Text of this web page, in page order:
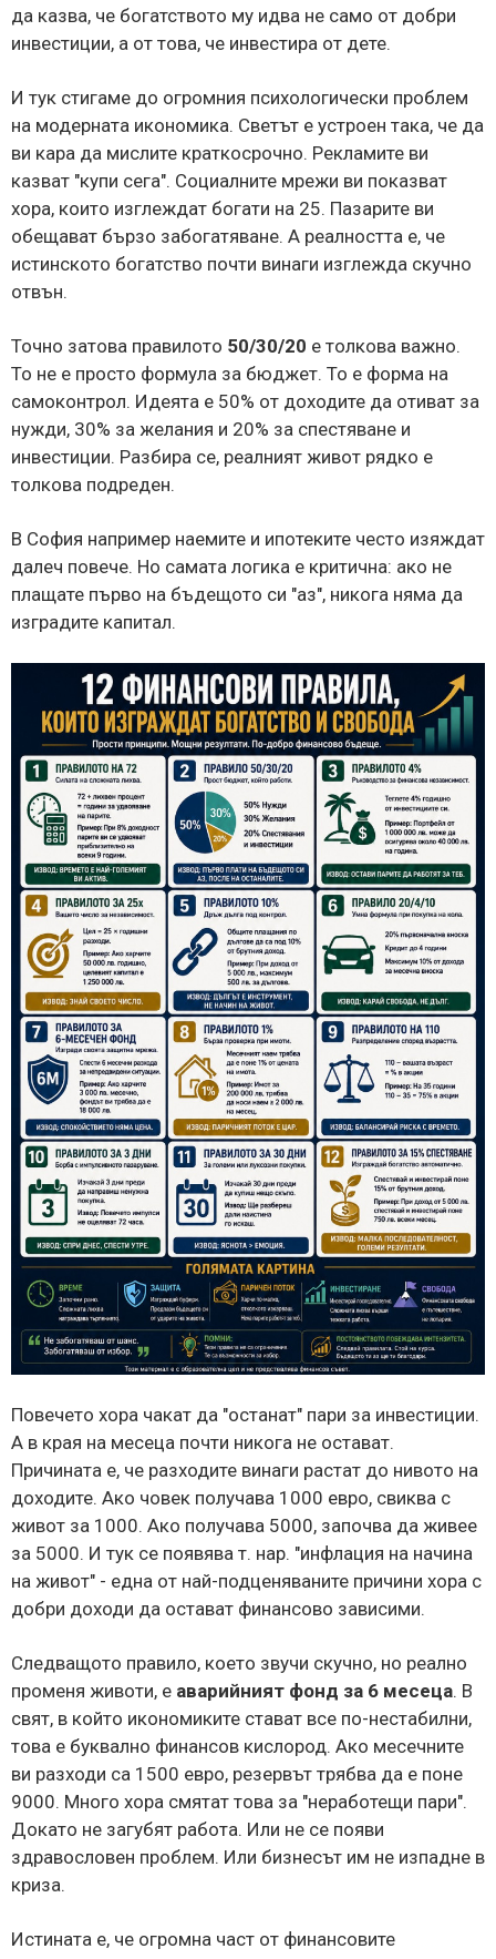
да казва, че богатството му идва не само от добри
инвестиции, а от това, че инвестира от дете.
И тук стигаме до огромния психологически проблем
на модерната икономика. Светът е устроен така, че да
ви кара да мислите краткосрочно. Рекламите ви
казват "купи сега". Социалните мрежи ви показват
хора, които изглеждат богати на 25. Пазарите ви
обещават бързо забогатяване. А реалността е, че
истинското богатство почти винаги изглежда скучно
отвън.
Точно затова правилото 50/30/20 е толкова важно.
То не е просто формула за бюджет. То е форма на
самоконтрол. Идеята е 50% от доходите да отиват за
нужди, 30% за желания и 20% за спестяване и
инвестиции. Разбира се, реалният живот рядко е
толкова подреден.
В София например наемите и ипотеките често изяждат
далеч повече. Но самата логика е критична: ако не
плащате първо на бъдещото си "аз", никога няма да
изградите капитал.
Повечето хора чакат да "останат" пари за инвестиции.
А в края на месеца почти никога не остават.
Причината е, че разходите винаги растат до нивото на
доходите. Ако човек получава 1000 евро, свиква с
живот за 1000. Ако получава 5000, започва да живее
за 5000. И тук се появява т. нар. "инфлация на начина
на живот" - една от най-подценяваните причини хора с
добри доходи да остават финансово зависими.
Следващото правило, което звучи скучно, но реално
променя животи, е аварийният фонд за 6 месеца. В
свят, в който икономиките стават все по-нестабилни,
това е буквално финансов кислород. Ако месечните
ви разходи са 1500 евро, резервът трябва да е поне
9000. Много хора смятат това за "неработещи пари".
Докато не загубят работа. Или не се появи
здравословен проблем. Или бизнесът им не изпадне в
криза.
Истината е, че огромна част от финансовите